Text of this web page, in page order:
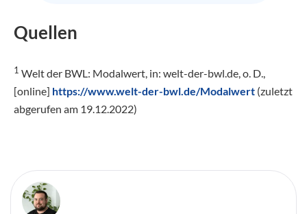
Quellen
1 Welt der BWL: Modalwert, in: welt-der-bwl.de, o. D.,
[online] https://www.welt-der-bwl.de/Modalwert (zuletzt
abgerufen am 19.12.2022)